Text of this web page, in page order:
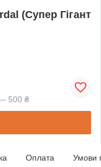
(Супер Гігант
— 500 ₴
Оплата Умови